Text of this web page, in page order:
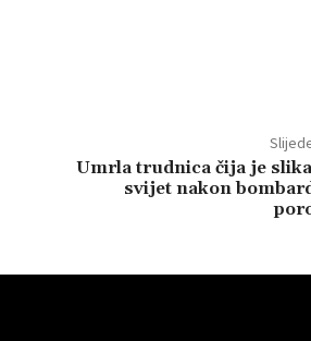
Umrla trudnica čija je
svijet nakon